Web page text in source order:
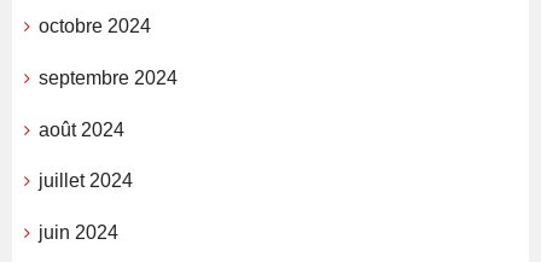
octobre 2024
septembre 2024
août 2024
juillet 2024
juin 2024